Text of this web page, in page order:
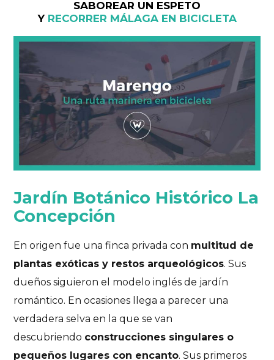
SABOREAR UN ESPETO
Y RECORRER MÁLAGA EN BICICLETA
Jardín Botánico Histórico La
Concepción
En origen fue una finca privada con multitud de
plantas exóticas y restos arqueológicos. Sus
dueños siguieron el modelo inglés de jardín
romántico. En ocasiones llega a parecer una
verdadera selva en la que se van
descubriendo construcciones singulares o
pequeños lugares con encanto. Sus primeros